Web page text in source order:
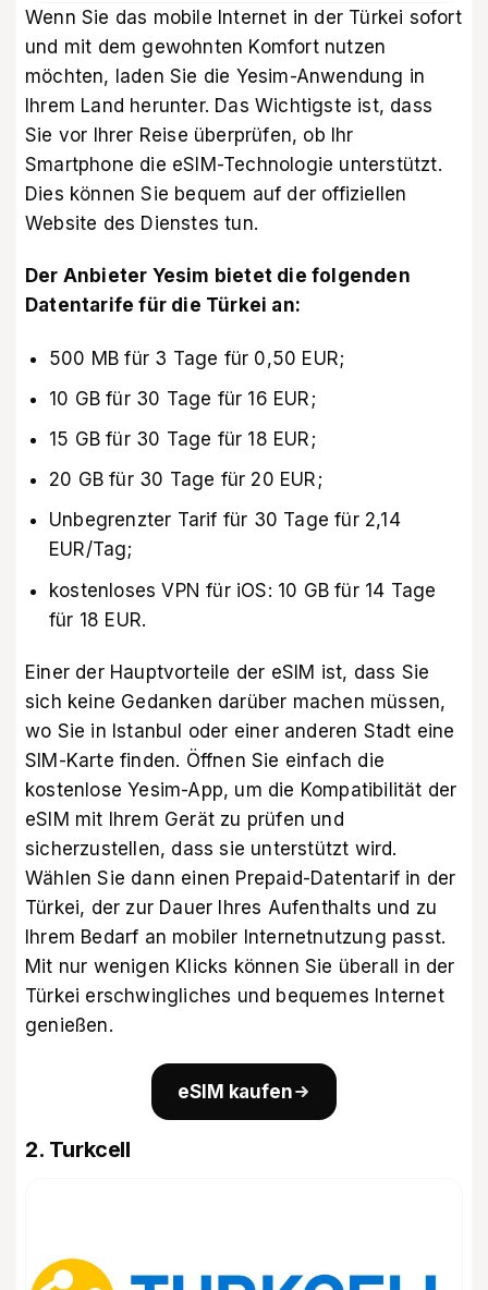
Wenn Sie das mobile Internet in der Türkei sofort
und mit dem gewohnten Komfort nutzen
möchten, laden Sie die Yesim-Anwendung in
Ihrem Land herunter. Das Wichtigste ist, dass
Sie vor Ihrer Reise überprüfen, ob Ihr
Smartphone die eSIM-Technologie unterstützt.
Dies können Sie bequem auf der offiziellen
Website des Dienstes tun.
Der Anbieter Yesim bietet die folgenden
Datentarife für die Türkei an:
500 MB für 3 Tage für 0,50 EUR;
10 GB für 30 Tage für 16 EUR;
15 GB für 30 Tage für 18 EUR;
20 GB für 30 Tage für 20 EUR;
Unbegrenzter Tarif für 30 Tage für 2,14
EUR/Tag;
kostenloses VPN für iOS: 10 GB für 14 Tage
für 18 EUR.
Einer der Hauptvorteile der eSIM ist, dass Sie
sich keine Gedanken darüber machen müssen,
wo Sie in Istanbul oder einer anderen Stadt eine
SIM-Karte finden. Öffnen Sie einfach die
kostenlose Yesim-App, um die Kompatibilität der
eSIM mit Ihrem Gerät zu prüfen und
sicherzustellen, dass sie unterstützt wird.
Wählen Sie dann einen Prepaid-Datentarif in der
Türkei, der zur Dauer Ihres Aufenthalts und zu
Ihrem Bedarf an mobiler Internetnutzung passt.
Mit nur wenigen Klicks können Sie überall in der
Türkei erschwingliches und bequemes Internet
genießen.
eSIM kaufen
2. Turkcell